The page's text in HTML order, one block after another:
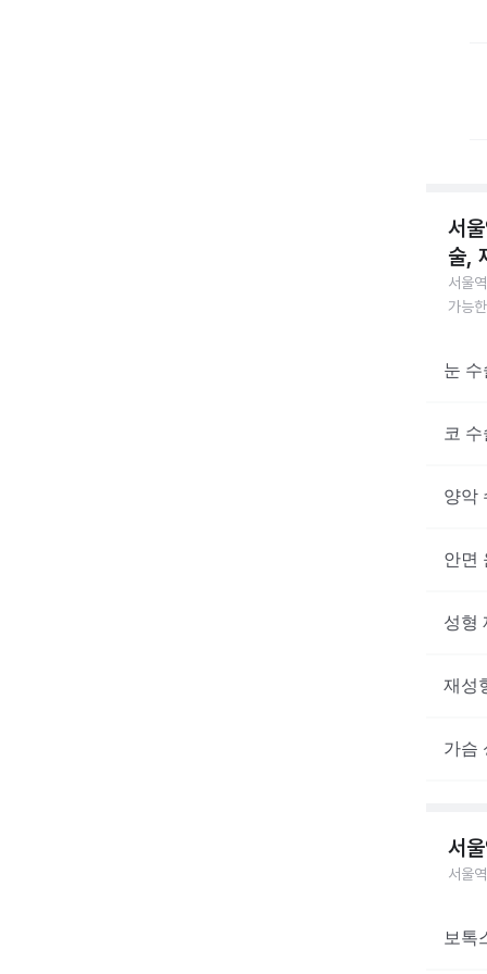
서
술,
서울
가능
눈
코
양악
안면
성형
재성
가슴
서
서울
보톡